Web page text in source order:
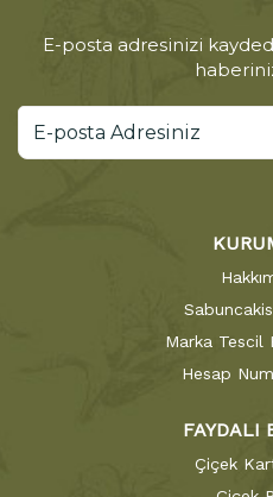
E-posta adresinizi
Marka Tescil
Hesap
FAYDALI
Çiçek